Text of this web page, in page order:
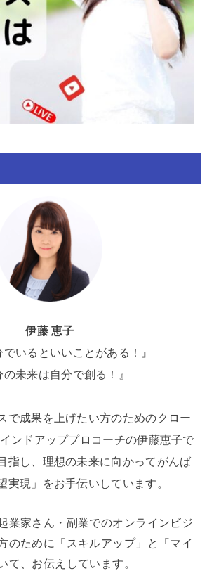
伊藤 恵子
でいるといいことがある！』
の未来は自分で創る！』
で成果を上げたい方のためのクロー
ンドアッププロコーチの伊藤恵子で
指し、理想の未来に向かってがんば
実現」をお手伝いしています。
業家さん・副業でのオンラインビジ
のために「スキルアップ」と「マイ
て、お伝えしています。